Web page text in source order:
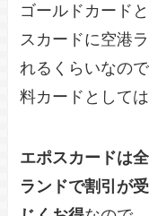
ゴールドカード
スカードに空港
れるくらいなの
料カードとして
エポスカードは
ランドで割引が